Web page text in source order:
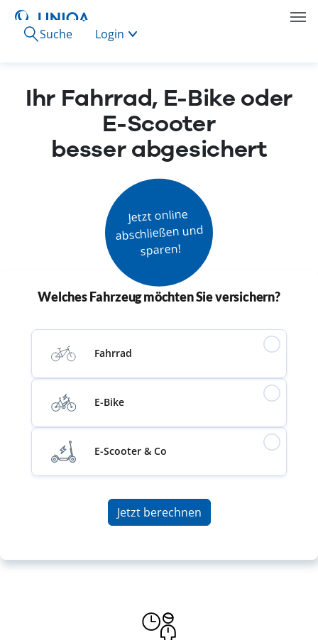
Suche Login
Ihr Fahrrad, E-Bike oder
E-Scooter
besser abgesichert
Jetzt online
abschließen und
sparen!
Welches Fahrzeug möchten Sie versichern?
Fahrrad
E-Bike
E-Scooter & Co
Jetzt berechnen